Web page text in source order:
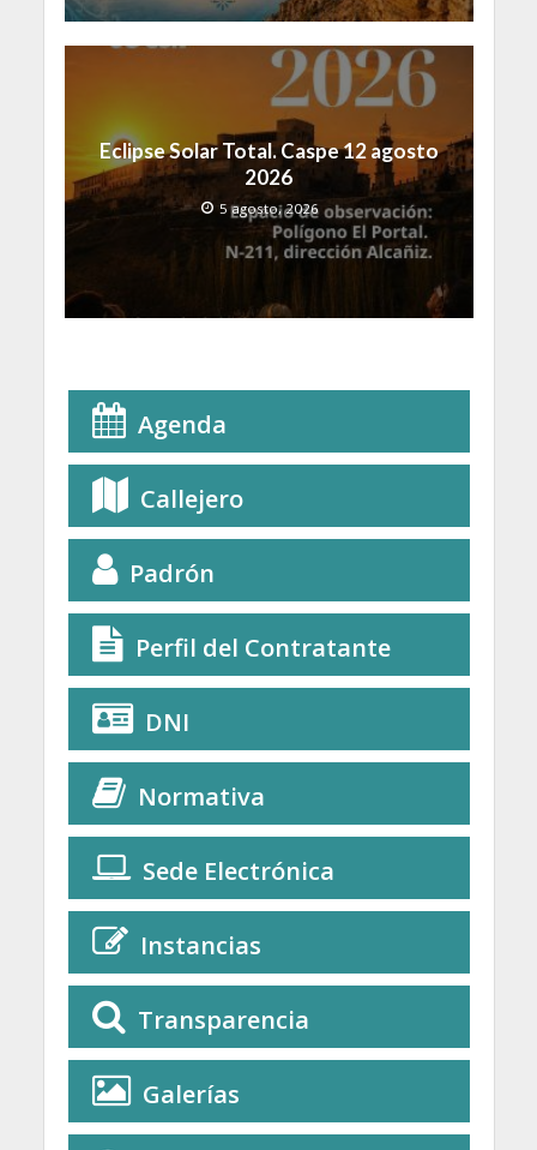
Eclipse Solar Total. Caspe 12 agosto
2026
5 agosto, 2026
Agenda
Callejero
Padrón
Perfil del Contratante
DNI
Normativa
Sede Electrónica
Instancias
Transparencia
Galerías